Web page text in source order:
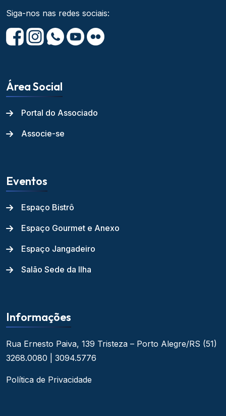
Siga-nos nas redes sociais:
Área Social
Portal do Associado
Associe-se
Eventos
Espaço Bistrô
Espaço Gourmet e Anexo
Espaço Jangadeiro
Salão Sede da Ilha
Informações
Rua Ernesto Paiva, 139 Tristeza – Porto Alegre/RS (51)
3268.0080 | 3094.5776
Política de Privacidade